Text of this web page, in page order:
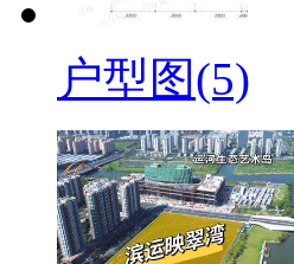
户型图(5)